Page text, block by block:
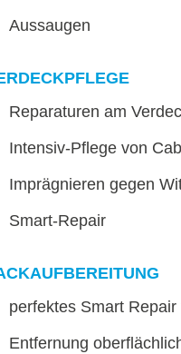
Aussaugen
Reparaturen am
Intensiv-Pflege von
Imprägnieren gegen
Smart-Repair
perfektes Smart
Entfernung